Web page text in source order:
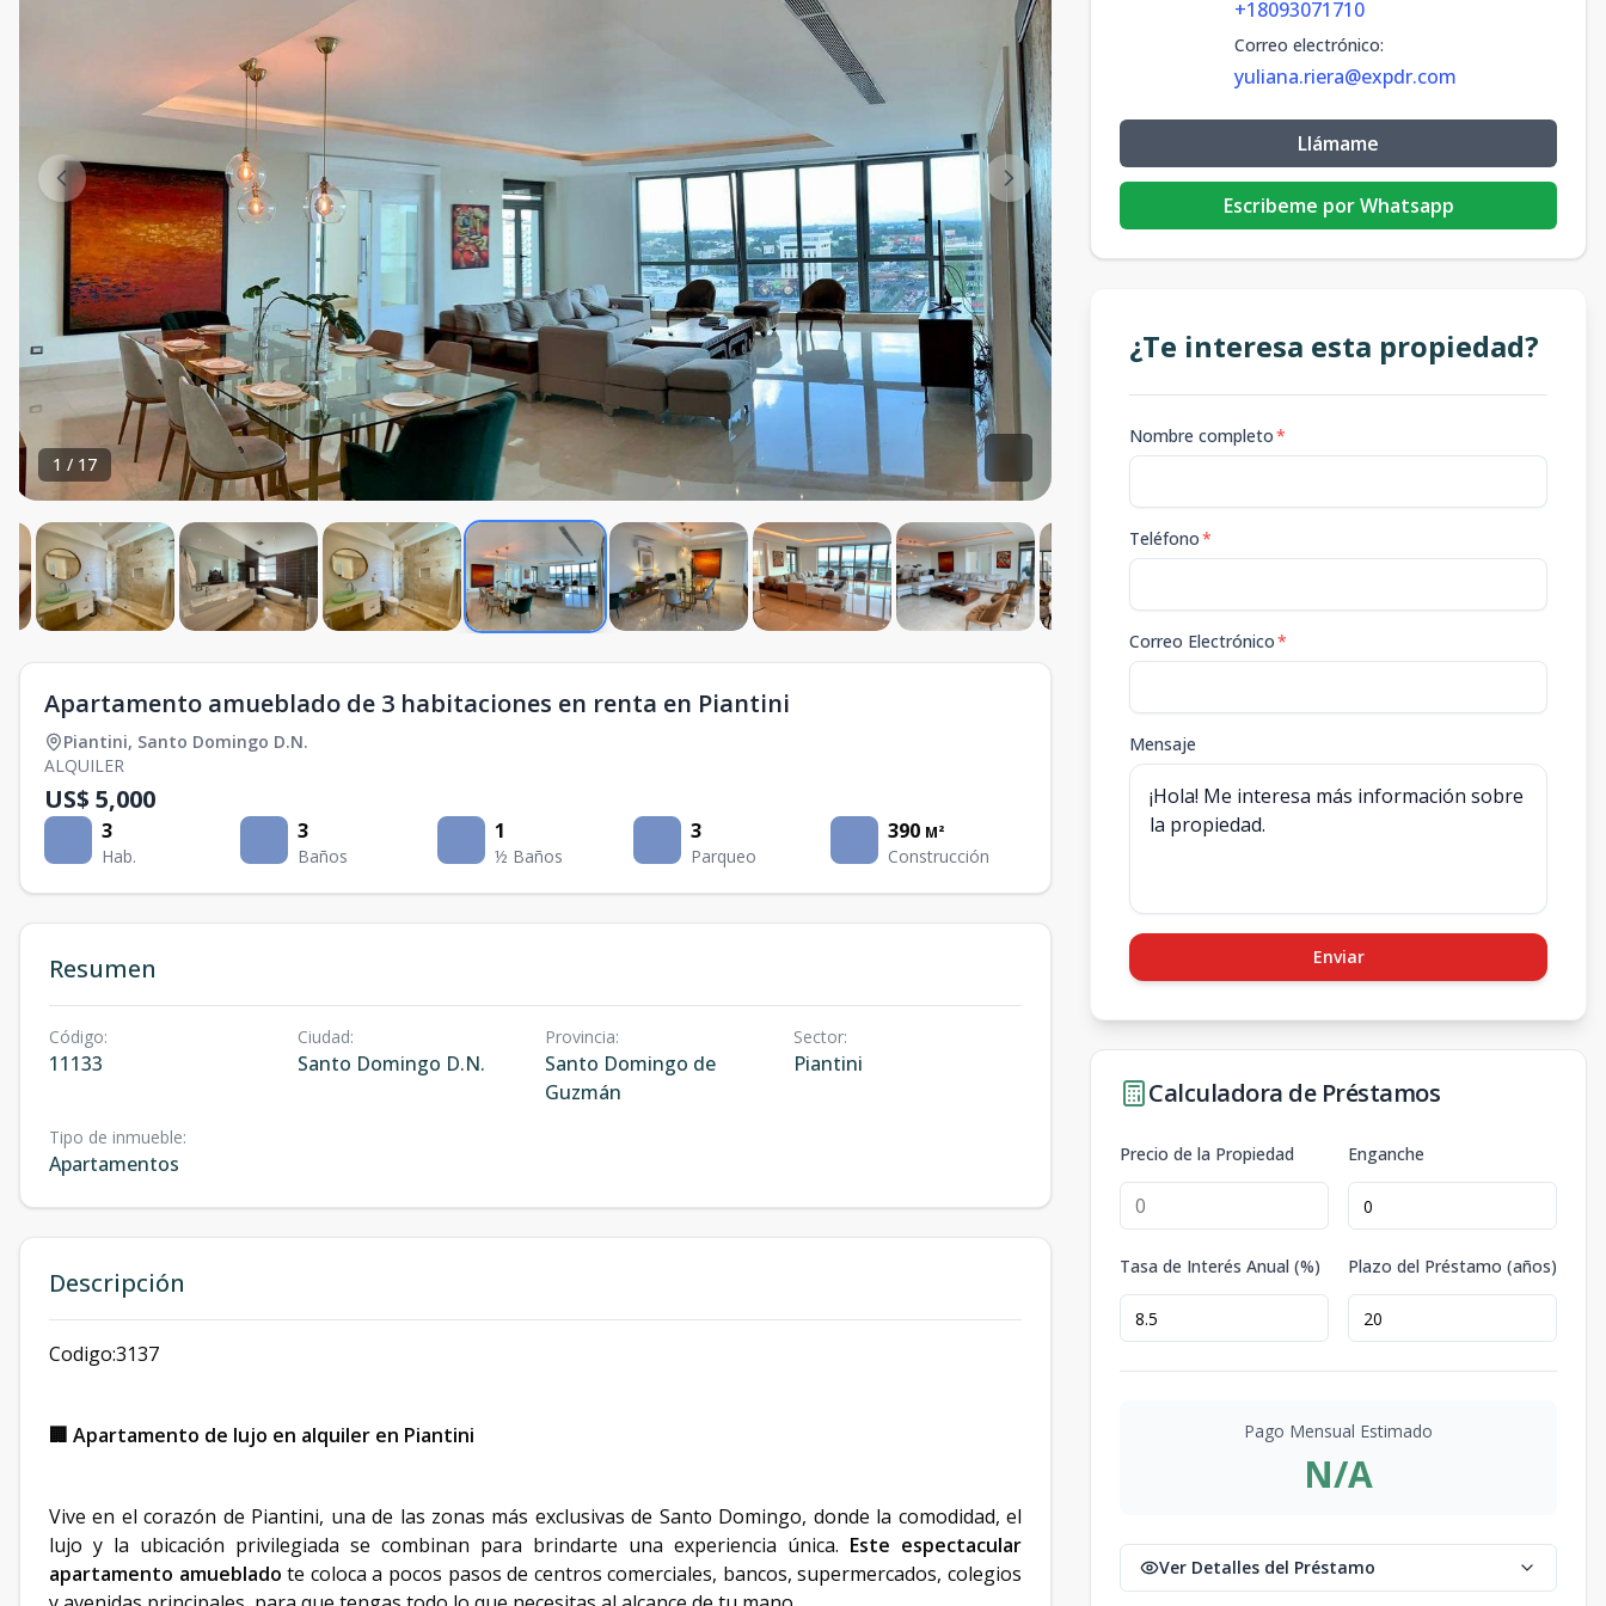
1 / 17
Apartamento amueblado de 3 habitaciones en renta en Piantini
Piantini, Santo Domingo D.N.
ALQUILER
US$ 5,000
3
Hab.
3
Baños
1
½ Baños
3
Parqueo
390 M²
Construcción
Resumen
Código:
11133
Ciudad:
Santo Domingo D.N.
Provincia:
Santo Domingo de
Guzmán
Sector:
Piantini
Tipo de inmueble:
Apartamentos
Descripción
Codigo:3137
🏢 Apartamento de lujo en alquiler en Piantini
Vive en el corazón de Piantini, una de las zonas más exclusivas de Santo Domingo, donde la comodidad, el
lujo y la ubicación privilegiada se combinan para brindarte una experiencia única. Este espectacular
apartamento amueblado te coloca a pocos pasos de centros comerciales, bancos, supermercados, colegios
+18093071710
Correo electrónico:
yuliana.riera@expdr.com
Llámame
Escribeme por Whatsapp
¿Te interesa esta propiedad?
Nombre completo*
Teléfono*
Correo Electrónico*
Mensaje
Enviar
Calculadora de Préstamos
Precio de la Propiedad Enganche
Tasa de Interés Anual (%) Plazo del Préstamo (años)
Pago Mensual Estimado
N/A
Ver Detalles del Préstamo